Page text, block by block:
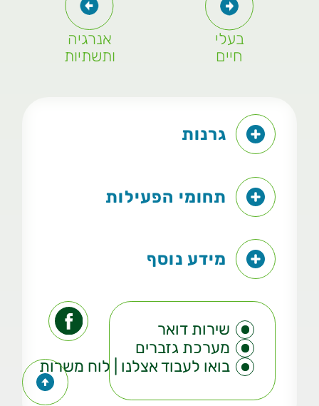
בעלי
חיים
אנרגיה
ותשתיות
גרנות
תחומי הפעילות
מידע נוסף
שירות דואר
מערכת גזברים
בואו לעבוד אצלנו | לוח משרות